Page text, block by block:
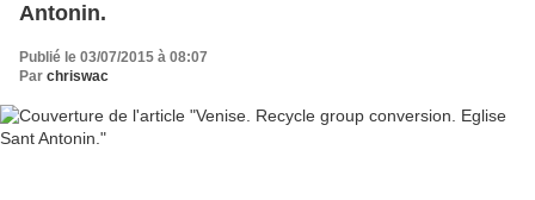
Antonin.
Publié le 03/07/2015 à 08:07
Par chriswac